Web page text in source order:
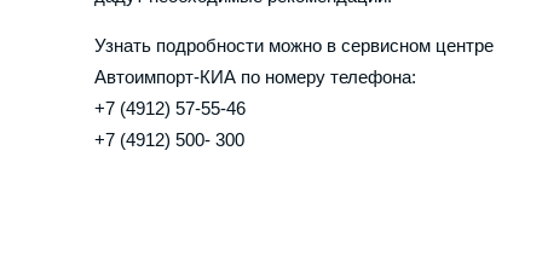
Узнать подробности можно в сервисном центре
Автоимпорт-КИА по номеру телефона:
+7 (4912) 57-55-46
+7 (4912) 500- 300